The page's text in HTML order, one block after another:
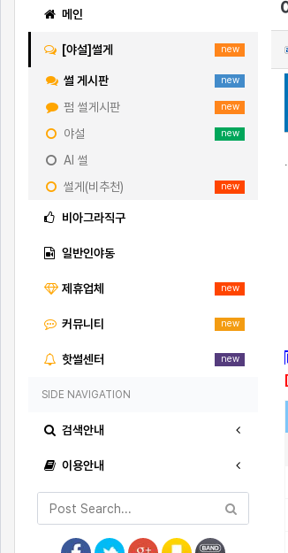
메인
[야설]썰게 new
new
썰 게시판
new
펌 썰게시판
new
야설
AI 썰
new
썰게(비추천)
비아그라직구
일반인야동
제휴업체 new
커뮤니티 new
핫썰센터 new
SIDE NAVIGATION
검색안내
이용안내